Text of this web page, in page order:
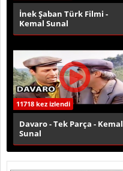
İnek Şaban Türk Filmi -
Kemal Sunal
11718 kez izlendi
Davaro - Tek Parça - Kemal
Sunal